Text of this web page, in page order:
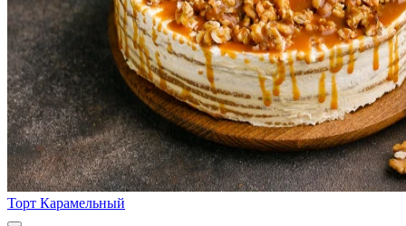
Торт Карамельный